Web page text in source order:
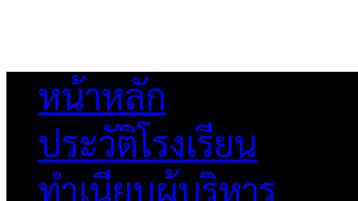
หน้าหลัก
ประวัติโรงเรียน
ทำเนียบผู้บริหาร